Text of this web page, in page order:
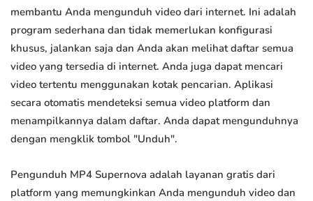
membantu Anda mengunduh video dari internet. Ini adalah
program sederhana dan tidak memerlukan konfigurasi
khusus, jalankan saja dan Anda akan melihat daftar semua
video yang tersedia di internet. Anda juga dapat mencari
video tertentu menggunakan kotak pencarian. Aplikasi
secara otomatis mendeteksi semua video platform dan
menampilkannya dalam daftar. Anda dapat mengunduhnya
dengan mengklik tombol "Unduh".
Pengunduh MP4 Supernova adalah layanan gratis dari
platform yang memungkinkan Anda mengunduh video dan